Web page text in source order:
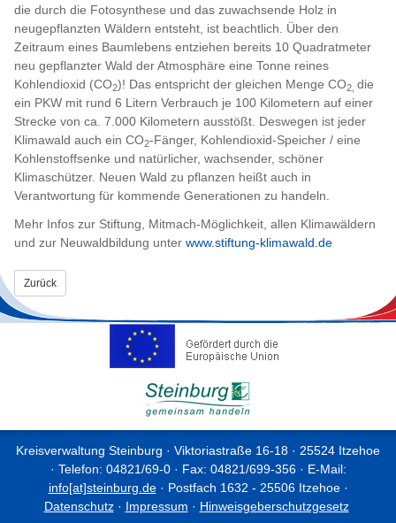
die durch die Fotosynthese und das zuwachsende Holz in
neugepflanzten Wäldern entsteht, ist beachtlich. Über den
Zeitraum eines Baumlebens entziehen bereits 10 Quadratmeter
neu gepflanzter Wald der Atmosphäre eine Tonne reines
Kohlendioxid (CO2)! Das entspricht der gleichen Menge CO2, die
ein PKW mit rund 6 Litern Verbrauch je 100 Kilometern auf einer
Strecke von ca. 7.000 Kilometern ausstößt. Deswegen ist jeder
Klimawald auch ein CO2-Fänger, Kohlendioxid-Speicher / eine
Kohlenstoffsenke und natürlicher, wachsender, schöner
Klimaschützer. Neuen Wald zu pflanzen heißt auch in
Verantwortung für kommende Generationen zu handeln.
Mehr Infos zur Stiftung, Mitmach-Möglichkeit, allen Klimawäldern
und zur Neuwaldbildung unter www.stiftung-klimawald.de
Zurück
Kreisverwaltung Steinburg · Viktoriastraße 16-18 · 25524 Itzehoe
· Telefon: 04821/69-0 · Fax: 04821/699-356 · E-Mail:
info[at]steinburg.de· Postfach 1632 - 25506 Itzehoe ·
Datenschutz· Impressum · Hinweisgeberschutzgesetz